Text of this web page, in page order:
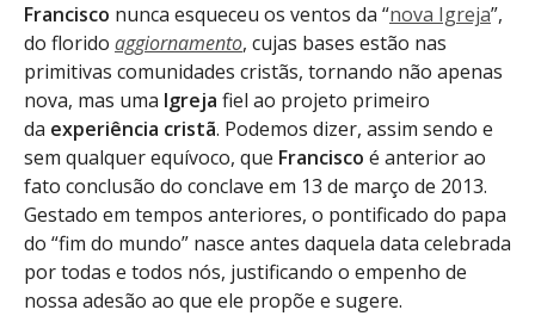
Francisco nunca esqueceu os ventos da “nova Igreja”,
do florido aggiornamento, cujas bases estão nas
primitivas comunidades cristãs, tornando não apenas
nova, mas uma Igreja fiel ao projeto primeiro
da experiência cristã. Podemos dizer, assim sendo e
sem qualquer equívoco, que Francisco é anterior ao
fato conclusão do conclave em 13 de março de 2013.
Gestado em tempos anteriores, o pontificado do papa
do “fim do mundo” nasce antes daquela data celebrada
por todas e todos nós, justificando o empenho de
nossa adesão ao que ele propõe e sugere.